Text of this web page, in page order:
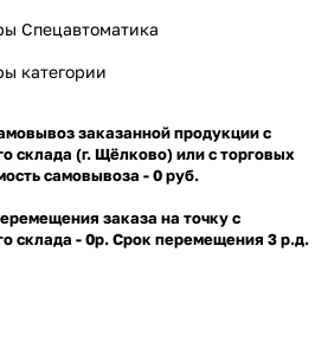
Спецавтоматика
категории
заказанной продукции с
склада (г. Щёлково) или с торговых
самовывоза - 0 руб.
заказа на точку с
склада - 0р. Срок перемещения 3 р.д.